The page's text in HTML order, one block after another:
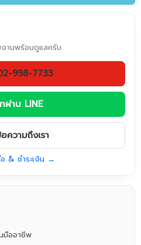
านพร้อมดูแลครับ
998-7733
ผ่าน LINE
วามถึงเรา
& ชำระเงิน →
มืออาชีพ